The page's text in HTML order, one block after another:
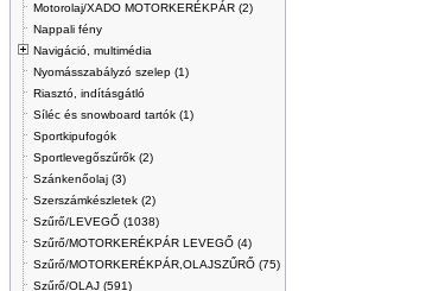
Motorolaj/XADO MOTORKERÉKPÁR (2)
Nappali fény
Navigáció, multimédia
Nyomásszabályzó szelep (1)
Riasztó, indításgátló
Síléc és snowboard tartók (1)
Sportkipufogók
Sportlevegőszűrők (2)
Szánkenőolaj (3)
Szerszámkészletek (2)
Szűrő/LEVEGŐ (1038)
Szűrő/MOTORKERÉKPÁR LEVEGŐ (4)
Szűrő/MOTORKERÉKPÁR,OLAJSZŰRŐ (75)
Szűrő/OLAJ (591)